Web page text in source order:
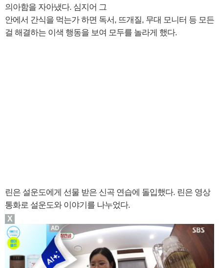
의아함을 자아냈다. 심지어 그
안에서 간식을 먹는가 하면 독서, 뜨개질, 무대 모니터 등 모든
걸 해결하는 이색 행동을 보여 모두를 놀라게 했다.
린은 설운도에게 선물 받은 신곡 연습에 돌입했다. 린은 영상
통화로 설운도와 이야기를 나누었다.
X